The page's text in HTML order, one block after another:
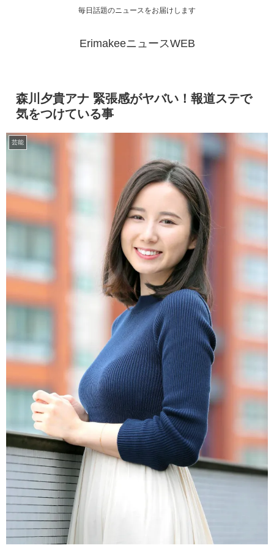
毎日話題のニュースをお届けします
ErimakeeニュースWEB
森川夕貴アナ 緊張感がヤバい！報道ステで
気をつけている事
芸能